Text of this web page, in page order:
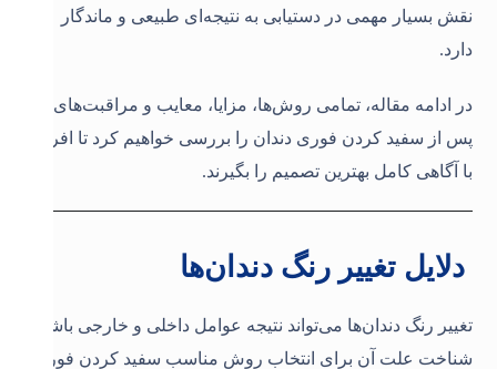
نقش بسیار مهمی در دستیابی به نتیجه‌ای طبیعی و ماندگار
دارد.
در ادامه مقاله، تمامی روش‌ها، مزایا، معایب و مراقبت‌های
پس از سفید کردن فوری دندان را بررسی خواهیم کرد تا افراد
با آگاهی کامل بهترین تصمیم را بگیرند.
دلایل تغییر رنگ دندان‌ها
تغییر رنگ دندان‌ها می‌تواند نتیجه عوامل داخلی و خارجی باشد و
شناخت علت آن برای انتخاب روش مناسب سفید کردن فوری